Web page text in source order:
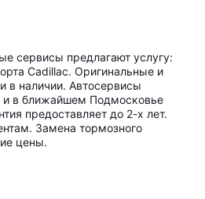
сервисы предлагают услугу:
Cadillac. Оригинальные и
в наличии. Автосервисы
и в ближайшем Подмосковье
предоставляет до 2-х лет.
Замена тормозного
цены.